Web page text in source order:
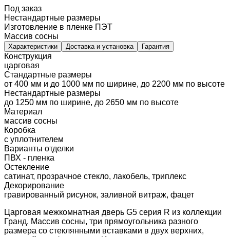
Под заказ
Нестандартные размеры
Изготовление в пленке ПЭТ
Массив сосны
Характеристики Доставка и установка Гарантия
Конструкция
царговая
Стандартные размеры
от 400 мм и до 1000 мм по ширине, до 2200 мм по высоте
Нестандартные размеры
до 1250 мм по ширине, до 2650 мм по высоте
Материал
массив сосны
Коробка
с уплотнителем
Варианты отделки
ПВХ - пленка
Остекление
сатинат, прозрачное стекло, лакобель, триплекс
Декорирование
гравированный рисунок, заливной витраж, фацет
Царговая межкомнатная дверь G5 серия R из коллекции
Гранд. Массив сосны, три прямоугольника разного
размера со стеклянными вставками в двух верхних,